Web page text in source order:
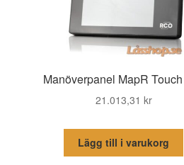
Manöverpanel MapR
21.013,31 kr
Lägg till i varukorg